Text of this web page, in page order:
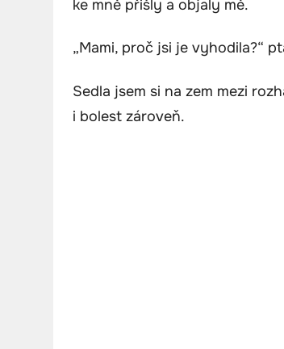
ke mně přišly a objaly mě.
„Mami, proč jsi je vyhodila?“
Sedla jsem si na zem mezi
i bolest zároveň.